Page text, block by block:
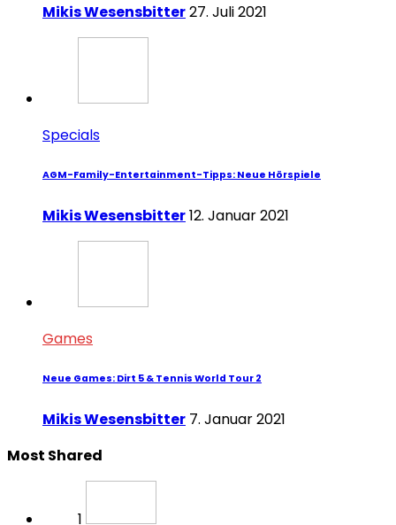
Mikis Wesensbitter27. Juli 2021
Specials
AGM-Family-Entertainment-Tipps: Neue Hörspiele
Mikis Wesensbitter12. Januar 2021
Games
Neue Games: Dirt 5 & Tennis World Tour 2
Mikis Wesensbitter 7. Januar 2021
Most Shared
1